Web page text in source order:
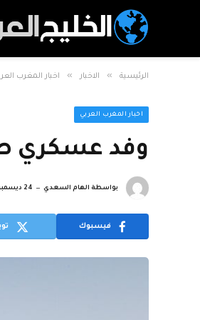
الرئيسية » الاخبار » اخبار المغرب
اخبار المغرب العربي
وفد عسكري
بواسطة الهام السعدي 24 ديسمبر، 2024
فيسبوك